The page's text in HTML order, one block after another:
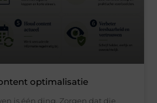
optimalisatie
is één ding. Zorgen dat die